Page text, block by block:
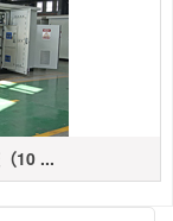
10 ...